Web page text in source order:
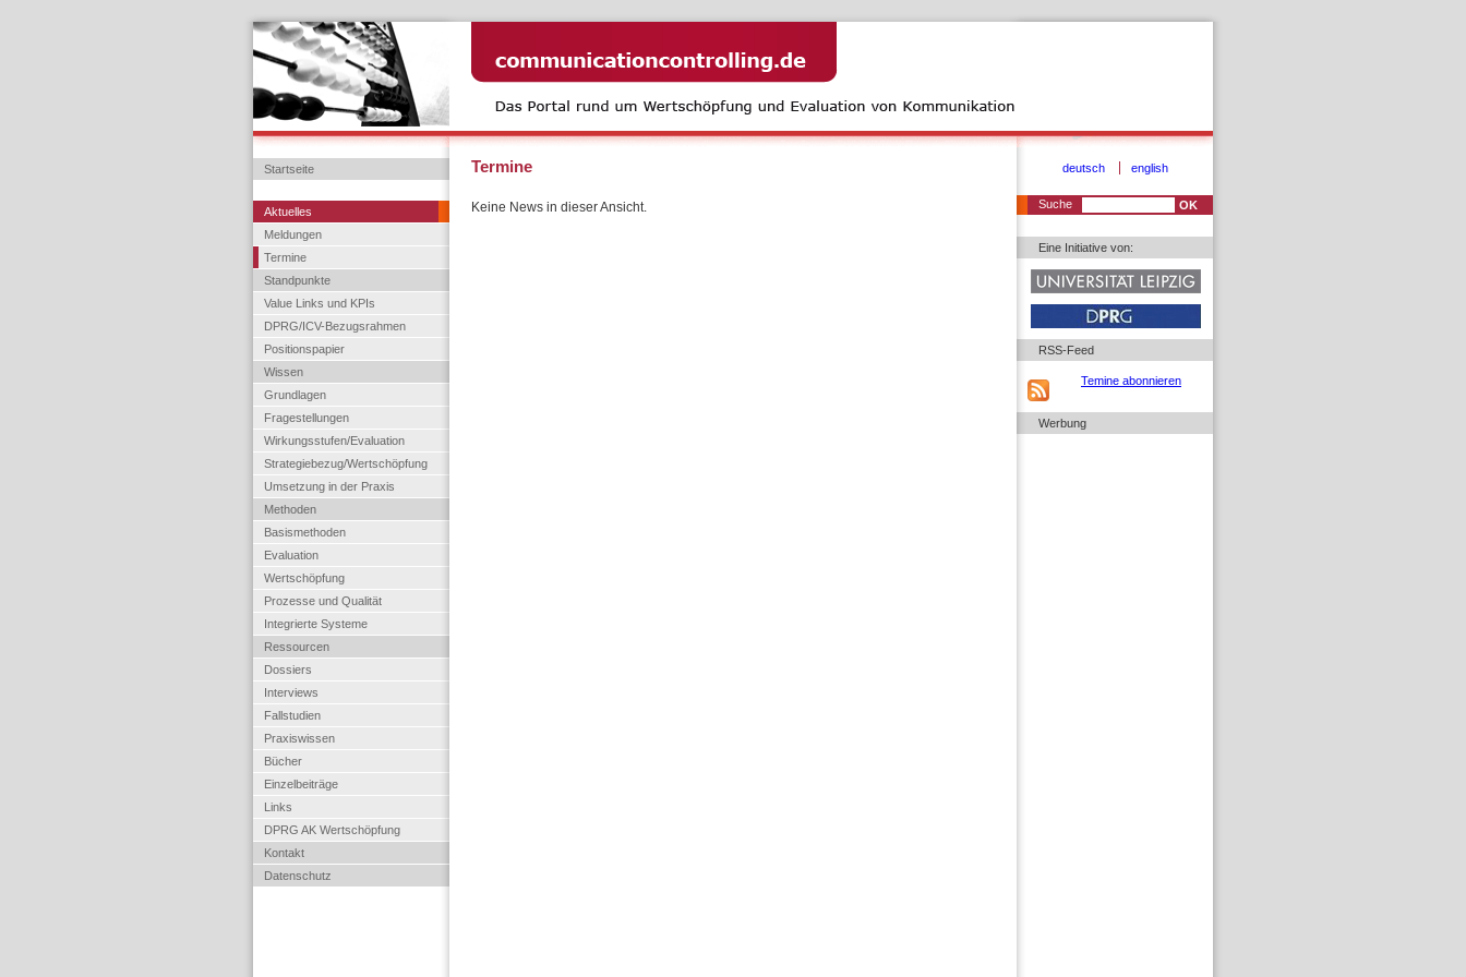
Startseite
Aktuelles
Meldungen
Termine
Standpunkte
Value Links und KPIs
DPRG/ICV-Bezugsrahmen
Positionspapier
Wissen
Grundlagen
Fragestellungen
Wirkungsstufen/Evaluation
Strategiebezug/Wertschöpfung
Umsetzung in der Praxis
Methoden
Basismethoden
Evaluation
Wertschöpfung
Prozesse und Qualität
Integrierte Systeme
Ressourcen
Dossiers
Interviews
Fallstudien
Praxiswissen
Bücher
Einzelbeiträge
Links
DPRG AK Wertschöpfung
Kontakt
Datenschutz
Termine
Keine News in dieser Ansicht.
deutsch english
Suche
Eine Initiative von:
RSS-Feed
Temine abonnieren
Werbung